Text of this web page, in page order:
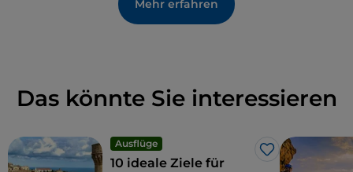
Mehr erfahren
Das könnte Sie interessieren
Ausflüge
Like
10 ideale Ziele für